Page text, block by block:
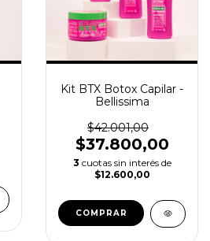
Kit BTX Botox Capilar -
Bellissima
$42.001,00
$37.800,00
3 cuotas sin interés de
$12.600,00